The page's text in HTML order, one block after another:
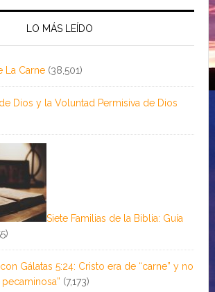
LO MÁS LEÍDO
La Carne (38,501)
Dios y la Voluntad Permisiva de Dios
Siete Familias de la Biblia: Guía
Gálatas 5:24: Cristo era de “carne” y no
(7,173)